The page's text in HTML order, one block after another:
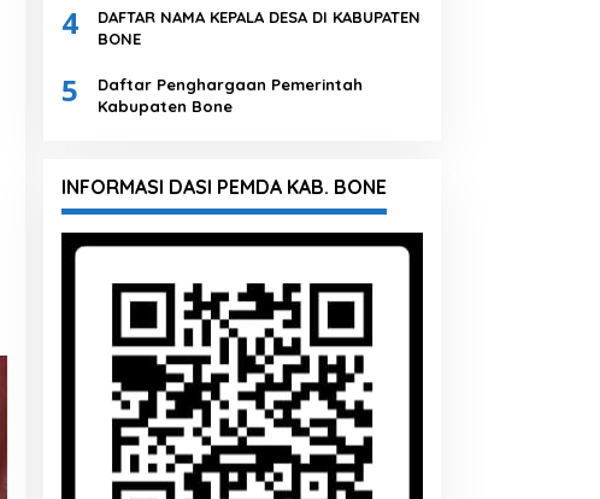
4
DAFTAR NAMA KEPALA DESA DI KABUPATEN
BONE
5
Daftar Penghargaan Pemerintah
Kabupaten Bone
INFORMASI DASI PEMDA KAB. BONE